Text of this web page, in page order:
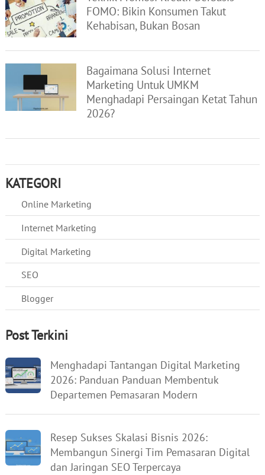
FOMO: Bikin Konsumen Takut
Kehabisan, Bukan Bosan
Bagaimana Solusi Internet
Marketing Untuk UMKM
Menghadapi Persaingan Ketat Tahun
2026?
KATEGORI
Online Marketing
Internet Marketing
Digital Marketing
SEO
Blogger
Post Terkini
Menghadapi Tantangan Digital Marketing
2026: Panduan Panduan Membentuk
Departemen Pemasaran Modern
Resep Sukses Skalasi Bisnis 2026:
Membangun Sinergi Tim Pemasaran Digital
dan Jaringan SEO Terpercaya